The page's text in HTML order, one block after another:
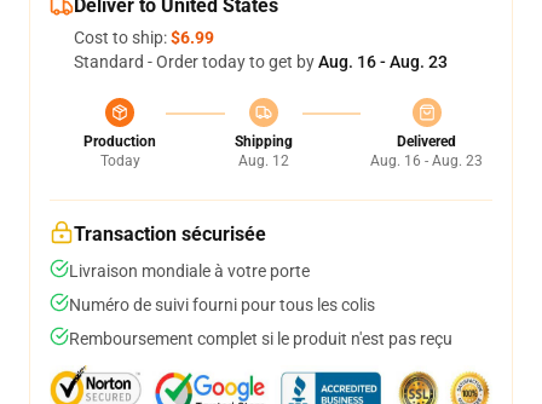
Deliver to United States
Cost to ship:$6.99
Standard - Order today to get byAug. 16 - Aug. 23
Production
Today
Shipping
Aug. 12
Delivered
Aug. 16 - Aug. 23
Transaction sécurisée
Livraison mondiale à votre porte
Numéro de suivi fourni pour tous les colis
Remboursement complet si le produit n'est pas reçu